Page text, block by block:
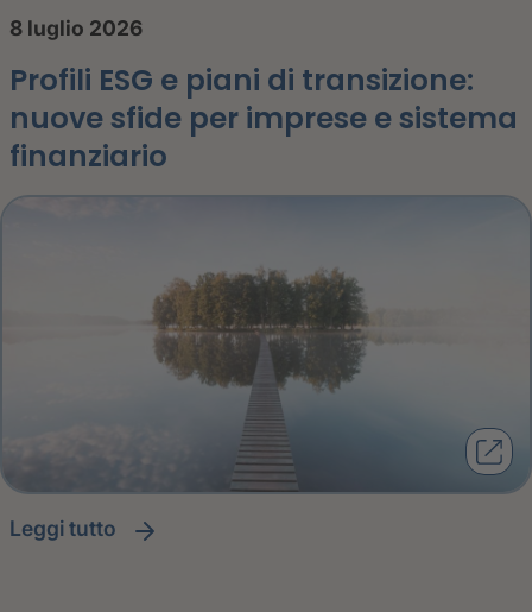
8 luglio 2026
Profili ESG e piani di transizione:
nuove sfide per imprese e sistema
finanziario
leggi tutto